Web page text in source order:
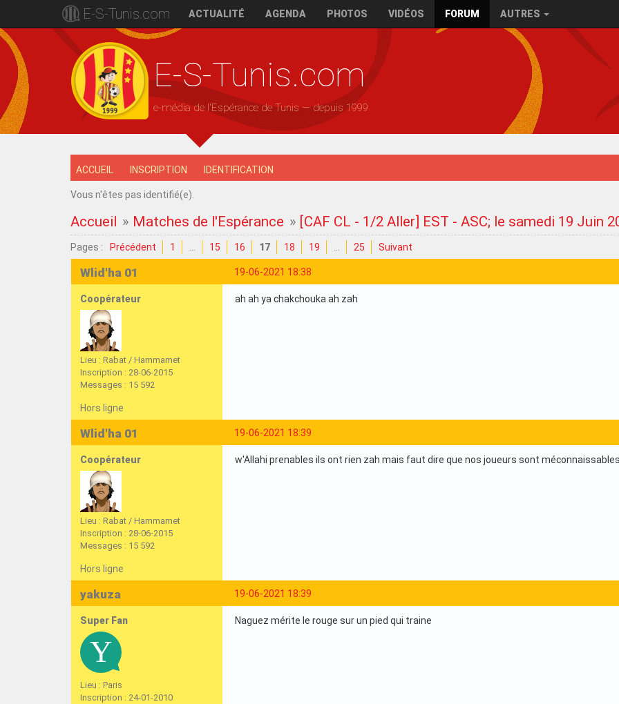
E-S-Tunis.com ACTUALITÉ AGENDA PHOTOS VIDÉOS FORUM AUTRES
E-S-Tunis.com
e-média de l'Espérance de Tunis — depuis 1999
ACCUEIL INSCRIPTION IDENTIFICATION
Vous n'êtes pas identifié(e).
Accueil » Matches de l'Espérance » [CAF CL - 1/2 Aller] EST - ASC; le samedi 19 Juin
Pages : Précédent 1 15 16 17 18 19 25 Suivant
19-06-2021 18:38
Wlid'ha 01
Coopérateur
Lieu : Rabat / Hammamet
Inscription : 28-06-2015
Messages : 15 592
ah ah ya chakchouka ah zah
Hors ligne
19-06-2021 18:39
Wlid'ha 01
Coopérateur
Lieu : Rabat / Hammamet
Inscription : 28-06-2015
Messages : 15 592
w'Allahi prenables ils ont rien zah mais faut dire que nos joueurs sont
Hors ligne
19-06-2021 18:39
yakuza
Super Fan
Lieu : Paris
Inscription : 24-01-2010
Naguez mérite le rouge sur un pied qui traine